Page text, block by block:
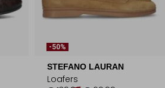
-50%
STEFANO LAURAN
Loafers